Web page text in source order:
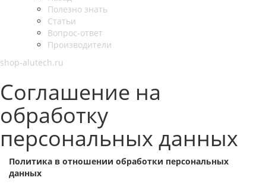
Полезно знать
Статьи
Вопрос-ответ
Производители
shop-alutech.ru
Соглашение на
обработку
персональных данных
Политика в отношении обработки персональных
данных